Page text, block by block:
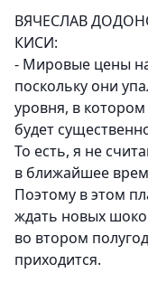
ВЯЧЕСЛАВ
КИСИ:
- Мировые цены
поскольку они
уровня, в
будет
То есть, я не
в ближайшее
Поэтому в этом
ждать новых
во втором
приходится.